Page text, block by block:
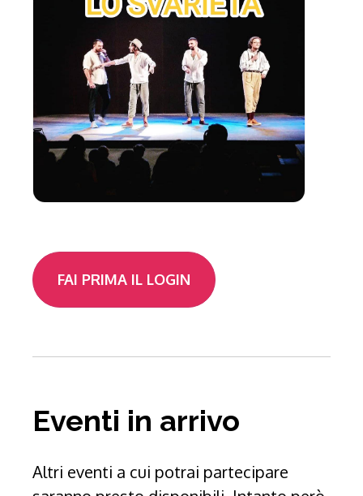
FAI PRIMA IL LOGIN
Eventi in arrivo
Altri eventi a cui potrai partecipare